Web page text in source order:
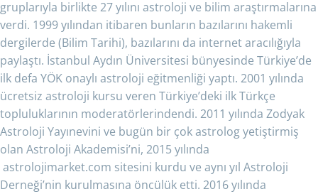
gruplarıyla birlikte 27 yılını astroloji ve bilim araştırmalarına
verdi. 1999 yılından itibaren bunların bazılarını hakemli
dergilerde (Bilim Tarihi), bazılarını da internet aracılığıyla
paylaştı. İstanbul Aydın Üniversitesi bünyesinde Türkiye’de
ilk defa YÖK onaylı astroloji eğitmenliği yaptı. 2001 yılında
ücretsiz astroloji kursu veren Türkiye’deki ilk Türkçe
topluluklarının moderatörlerindendi. 2011 yılında Zodyak
Astroloji Yayınevini ve bugün bir çok astrolog yetiştirmiş
olan Astroloji Akademisi’ni, 2015 yılında
astrolojimarket.com sitesini kurdu ve aynı yıl Astroloji
Derneği’nin kurulmasına öncülük etti. 2016 yılında